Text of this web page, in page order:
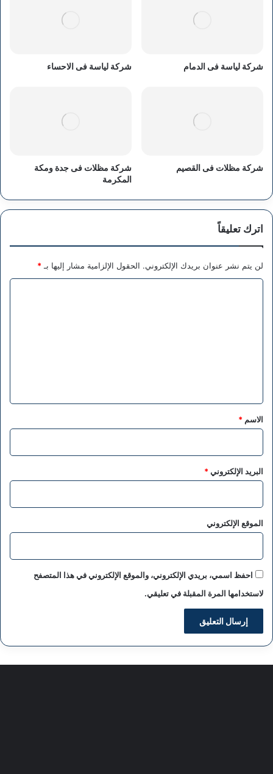
شركة لياسة فى الدمام شركة لياسة فى الاحساء
شركة مظلات فى القصيم
شركة مظلات فى جدة ومكة
المكرمة
اترك تعليقاً
لن يتم نشر عنوان بريدك الإلكتروني. الحقول الإلزامية مشار إليها بـ *
*
الاسم *
البريد الإلكتروني*
الموقع الإلكتروني
احفظ اسمي، بريدي الإلكتروني، والموقع الإلكتروني في هذا المتصفح
لاستخدامها المرة المقبلة في تعليقي.